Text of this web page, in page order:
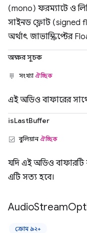
(mono) ফরম্যাটে ও
সাইনড ফ্লোট (signed
অর্থাৎ জাভাস্ক্রিপ্টের
অক্ষর সূচক
সংখ্যাঐচ্ছিক
এই অডিও বাফারের সাথে
isLastBuffer
বুলিয়ানঐচ্ছিক
যদি এই অডিও বাফারটি
এটি সত্য হবে।
AudioStream
ক্রোম ৯২+